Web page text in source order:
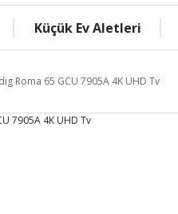
Küçük Ev Aletleri
Roma 65 GCU 7905A 4K UHD Tv